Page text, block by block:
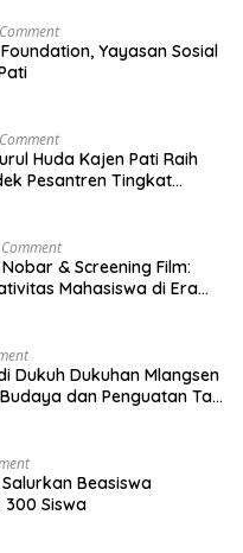
Yayasan Sosial
Huda Kajen Pati Raih
Pesantren Tingkat
Nobar & Screening Film:
Mahasiswa di Era
Dukuh Dukuhan Mlangsen
dan Penguatan Tali
Beasiswa
300 Siswa